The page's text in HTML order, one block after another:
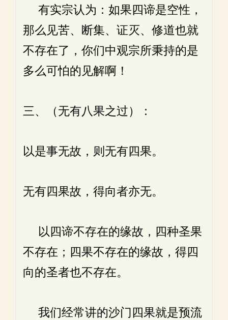
有实宗认为：如果四谛是空性，
那么见苦、断集、证灭、修道也就
不存在了，你们中观宗所秉持的是
多么可怕的见解啊！
三、（无有八果之过）：
以是事无故，则无有四果。
无有四果故，得向者亦无。
以四谛不存在的缘故，四种圣果
不存在；四果不存在的缘故，得四
向的圣者也不存在。
我们经常讲的沙门四果就是预流